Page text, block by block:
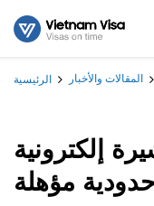
الرئيسية المقالات والأخبار
إلكترونية